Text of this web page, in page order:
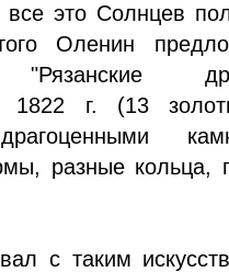
это Солнцев
Оленин
"Рязанские
1822 г. (13
разные кольца,
с таким